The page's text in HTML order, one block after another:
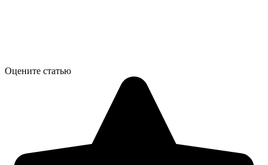
Оцените статью